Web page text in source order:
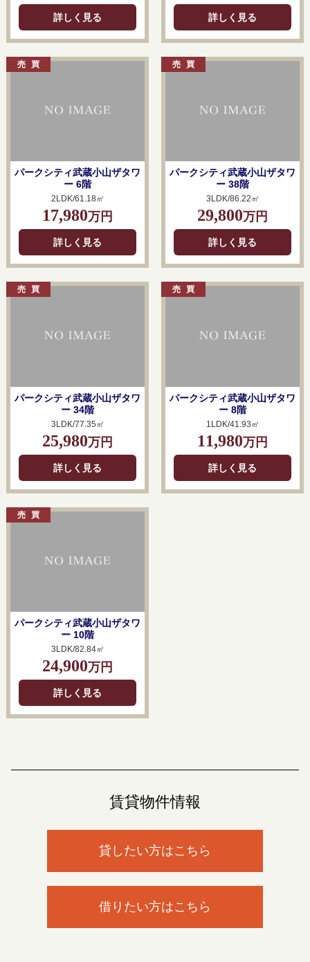
詳しく見る 詳しく見る
パークシティ武蔵小山ザタワ
ー 6階
2LDK/61.18㎡
17,980万円
詳しく見る
パークシティ武蔵小山ザタワ
ー 38階
3LDK/86.22㎡
29,800万円
詳しく見る
パークシティ武蔵小山ザタワ
ー 34階
3LDK/77.35㎡
25,980万円
詳しく見る
パークシティ武蔵小山ザタワ
ー 8階
1LDK/41.93㎡
11,980万円
詳しく見る
パークシティ武蔵小山ザタワ
ー 10階
3LDK/82.84㎡
24,900万円
詳しく見る
賃貸物件情報
貸したい方はこちら
借りたい方はこちら